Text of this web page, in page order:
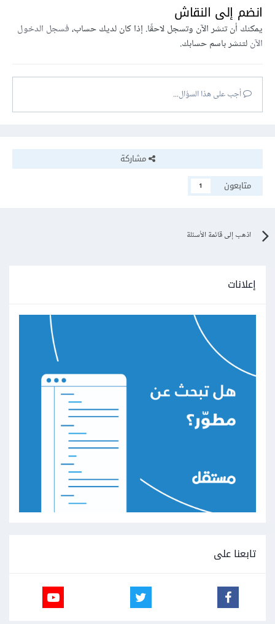
انضم إلى النقاش
يمكنك أن تنشر الآن وتسجل لاحقًا. إذا كان لديك حساب،فسجل الدخول
الآنلتنشر باسم حسابك.
أجب على هذا السؤال...
مشاركة
متابعون
1
اذهب إلى قائمة الأسئلة
إعلانات
تابعنا على